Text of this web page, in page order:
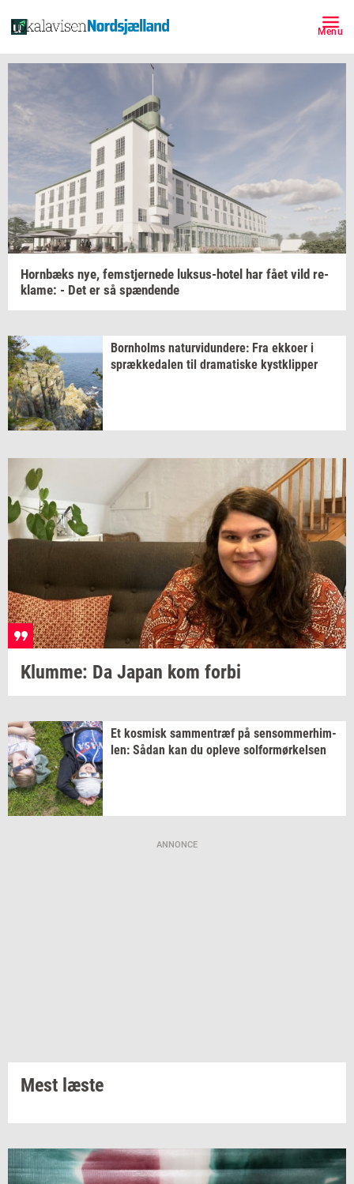
Menu
Hor­n­bæks nye, fem­stjer­ne­de luksus-​hotel har fået vild re­
k­la­me: - Det er så spæn­den­de
Born­holms na­tur­vi­dun­de­re: Fra ek­ko­er i
spræk­ke­da­len til dra­ma­ti­ske kyst­klip­per
Klum­me: Da Japan kom forbi
Et kos­misk sam­men­træf på sen­som­mer­him­
len: Sådan kan du op­le­ve sol­for­mør­kel­sen
ANNONCE
Mest læste